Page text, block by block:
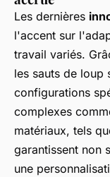
Les dernières
l'accent sur
travail variés.
les sauts de loup
configurations
complexes
matériaux, tels
garantissent non
une